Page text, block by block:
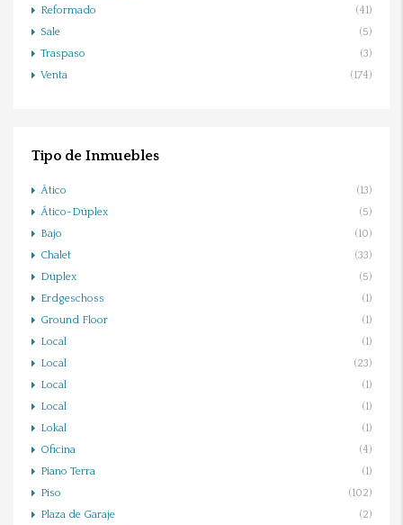
Reformado
(41)
Sale
(5)
Traspaso
(3)
Venta
(174)
Tipo de Inmuebles
Ático
(13)
Ático-Dúplex
(5)
Bajo
(10)
Chalet
(33)
Dúplex
(5)
Erdgeschoss
(1)
Ground Floor
(1)
Local
(1)
Local
(23)
Local
(1)
Local
(1)
Lokal
(1)
Oficina
(4)
Piano Terra
(1)
Piso
(102)
Plaza de Garaje
(2)